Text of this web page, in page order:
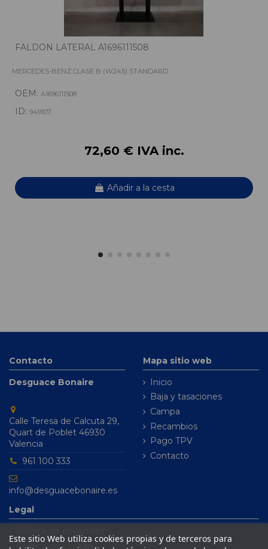
FALDON LATERAL A1696111508
MERCEDES-BENZ CLASE B (W245) STANDARD
OEM: A1696111508
ID: 949107
72,60 € IVA inc.
Añadir a la cesta
Contacto
Desguace Bonaire
Calle Teresa de Calcuta 29,
Quart de Poblet 46930
Valencia
961 100 333
info@desguacebonaire.es
Mapa sitio web
Inicio
Baja y tasaciones
Campa
Recambios
Pago TPV
Contacto
Legal
Política de cookies
Este sitio Web utiliza cookies propias y de terceros para